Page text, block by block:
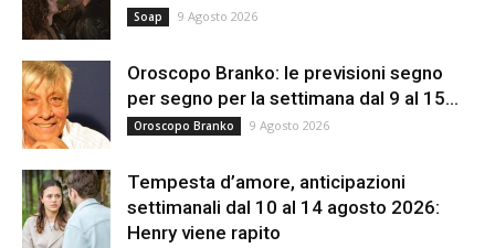
Soap 9 Agosto 2026
Oroscopo Branko: le previsioni segno
per segno per la settimana dal 9 al 15...
Oroscopo Branko 9 Agosto 2026
Tempesta d’amore, anticipazioni
settimanali dal 10 al 14 agosto 2026:
Henry viene rapito